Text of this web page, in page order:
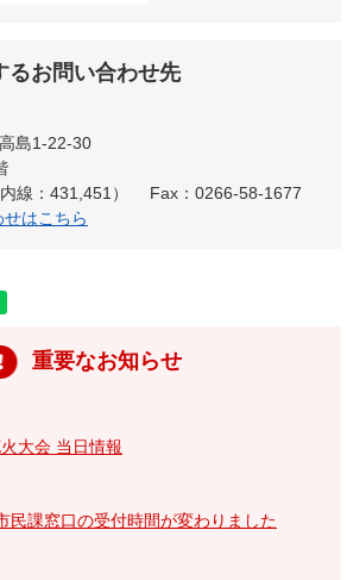
るお問い合わせ先
島1-22-30
線：431,451）
Fax：0266-58-1677
せはこちら
重要なお知らせ
大会 当日情報
民課窓口の受付時間が変わりました